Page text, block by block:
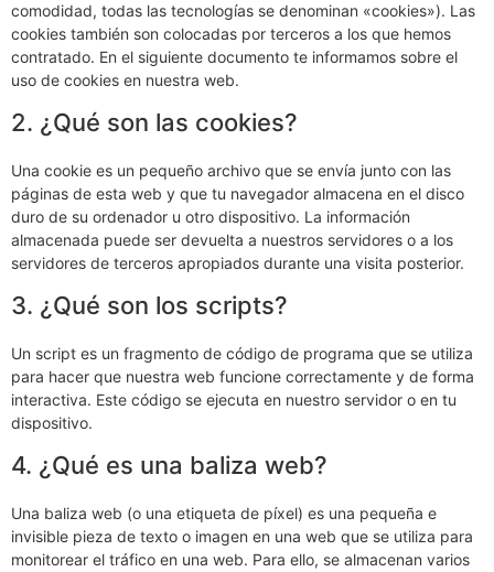
comodidad, todas las tecnologías se denominan «cookies»). Las
cookies también son colocadas por terceros a los que hemos
contratado. En el siguiente documento te informamos sobre el
uso de cookies en nuestra web.
2. ¿Qué son las cookies?
Una cookie es un pequeño archivo que se envía junto con las
páginas de esta web y que tu navegador almacena en el disco
duro de su ordenador u otro dispositivo. La información
almacenada puede ser devuelta a nuestros servidores o a los
servidores de terceros apropiados durante una visita posterior.
3. ¿Qué son los scripts?
Un script es un fragmento de código de programa que se utiliza
para hacer que nuestra web funcione correctamente y de forma
interactiva. Este código se ejecuta en nuestro servidor o en tu
dispositivo.
4. ¿Qué es una baliza web?
Una baliza web (o una etiqueta de píxel) es una pequeña e
invisible pieza de texto o imagen en una web que se utiliza para
monitorear el tráfico en una web. Para ello, se almacenan varios